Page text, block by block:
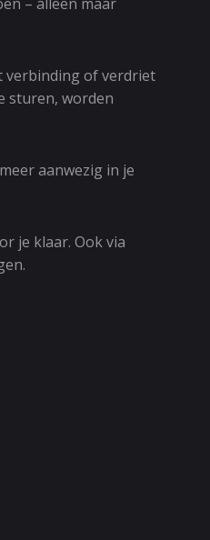
verbinding of verdriet
sturen, worden
aanwezig in je
je klaar. Ook via